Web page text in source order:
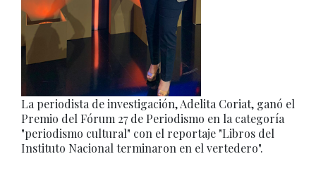
La periodista de investigación, Adelita Coriat, ganó el
Premio del Fórum 27 de Periodismo en la categoría
"periodismo cultural" con el reportaje "Libros del
Instituto Nacional terminaron en el vertedero".